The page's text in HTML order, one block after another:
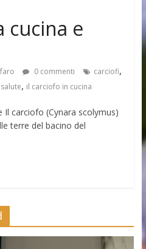
cucina e
0 commenti carciofi,
, il carciofo in cucina
Il carciofo (Cynara scolymus)
terre del bacino del